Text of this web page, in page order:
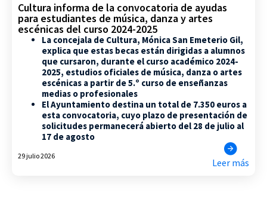
Cultura informa de la convocatoria de ayudas
para estudiantes de música, danza y artes
escénicas del curso 2024-2025
La concejala de Cultura, Mónica San Emeterio Gil,
explica que estas becas están dirigidas a alumnos
que cursaron, durante el curso académico 2024-
2025, estudios oficiales de música, danza o artes
escénicas a partir de 5.º curso de enseñanzas
medias o profesionales
El Ayuntamiento destina un total de 7.350 euros a
esta convocatoria, cuyo plazo de presentación de
solicitudes permanecerá abierto del 28 de julio al
17 de agosto
29 julio 2026
Leer más